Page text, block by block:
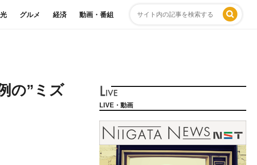
グルメ 経済 動画・番組
の”ミズ
LIVE・動画